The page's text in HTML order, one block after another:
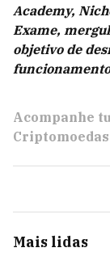
Academy,
Exame,
objetivo de
Acompanhe
Criptomoedas
Mais lidas